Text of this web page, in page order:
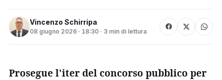
Vincenzo Schirripa
08 giugno 2026 · 18:30 · 3 min di lettura
Prosegue l'iter del concorso pubblico per